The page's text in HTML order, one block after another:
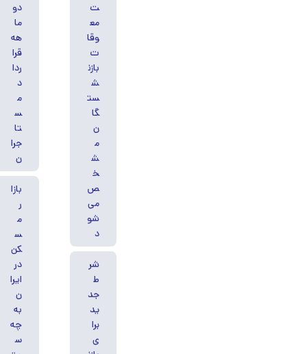
ت
مع
وقا
ت
بازن
ش
ست
گا
ش
ص
می‌
شو
شر
جد
ید
دو
هه
قرا
ردا
س
جرا
بازا
س
کن
در
ایرا
چه